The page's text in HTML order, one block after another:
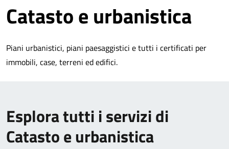
Catasto e urbanistica
Piani urbanistici, piani paesaggistici e tutti i certificati per
immobili, case, terreni ed edifici.
Esplora tutti i servizi di
Catasto e urbanistica